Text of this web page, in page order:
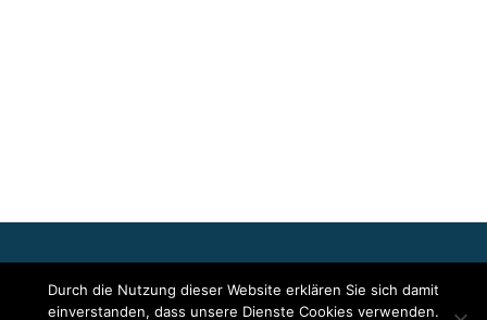
Event bzw. das Stellenangebot sowie für das angezeigte Bild- und
Durch die Nutzung dieser Website erklären Sie sich damit
einverstanden, dass unsere Dienste Cookies verwenden.